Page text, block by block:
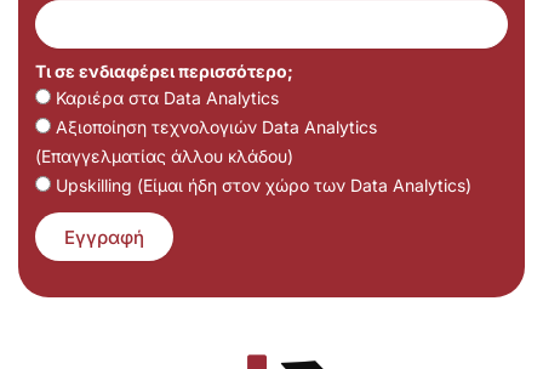
Τι σε ενδιαφέρει περισσότερο;
Καριέρα στα Data Analytics
Αξιοποίηση τεχνολογιών Data Analytics
(Επαγγελματίας άλλου κλάδου)
Upskilling (Είμαι ήδη στον χώρο των Data Analytics)
Εγγραφή